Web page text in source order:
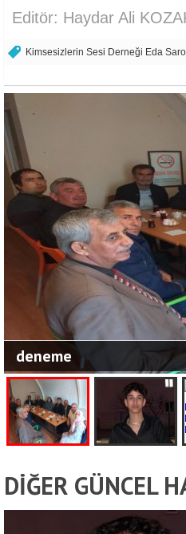
Editör: Haydar Ali
Kimsesizlerin Sesi Derneği Eda
deneme
DİĞER GÜNCEL